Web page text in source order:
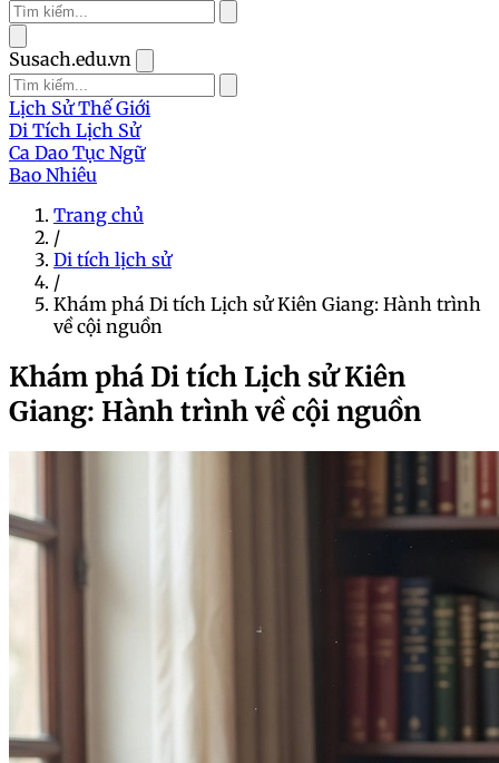
Susach.edu.vn
Lịch Sử Thế Giới
Di Tích Lịch Sử
Ca Dao Tục Ngữ
Bao Nhiêu
Trang chủ
/
Di tích lịch sử
/
Khám phá Di tích Lịch sử Kiên Giang: Hành trình
về cội nguồn
Khám phá Di tích Lịch sử Kiên
Giang: Hành trình về cội nguồn